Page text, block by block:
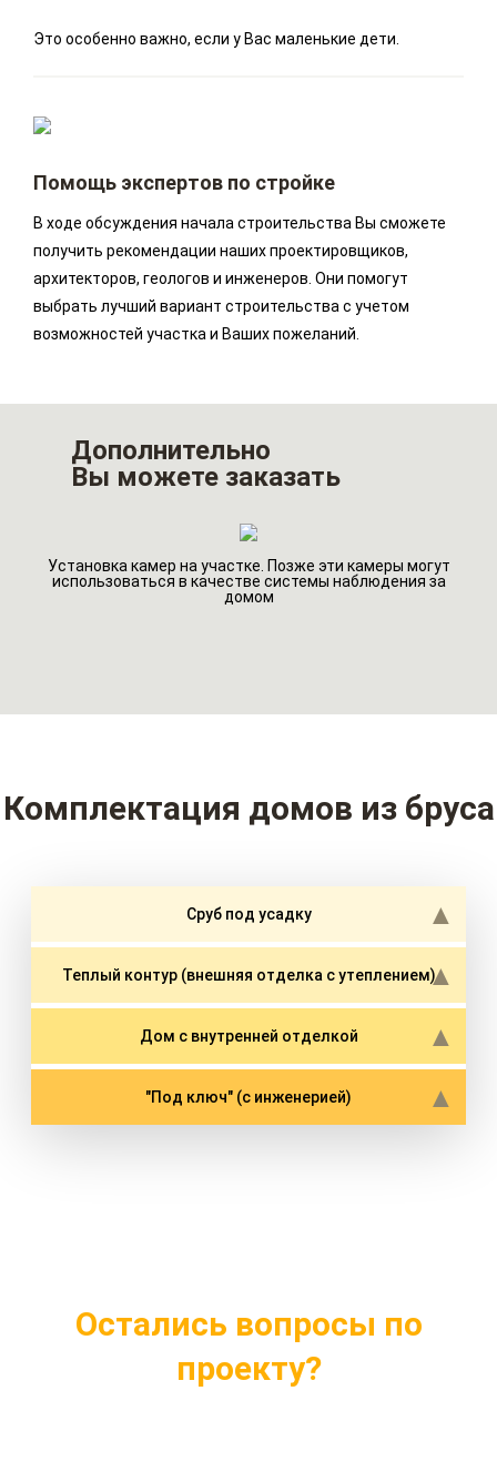
Это особенно важно, если у Вас маленькие дети.
Помощь экспертов по стройке
В ходе обсуждения начала строительства Вы сможете
получить рекомендации наших проектировщиков,
архитекторов, геологов и инженеров. Они помогут
выбрать лучший вариант строительства с учетом
возможностей участка и Ваших пожеланий.
Дополнительно
Вы можете заказать
Установка камер на участке. Позже эти камеры могут
использоваться в качестве системы наблюдения за
домом
Комплектация домов из бруса
Сруб под усадку
Теплый контур (внешняя отделка с утеплением)
Дом с внутренней отделкой
"Под ключ" (с инженерией)
Остались вопросы по
проекту?